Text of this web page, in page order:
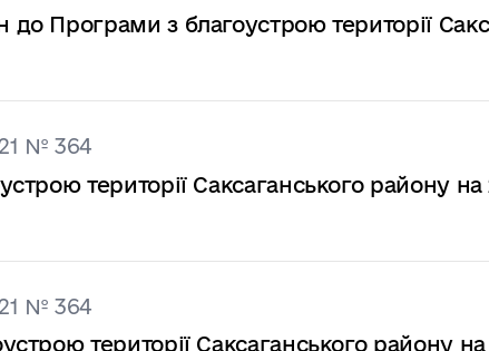
Програми з благоустрою території
№ 364
території Саксаганського району
№ 364
території Саксаганського району